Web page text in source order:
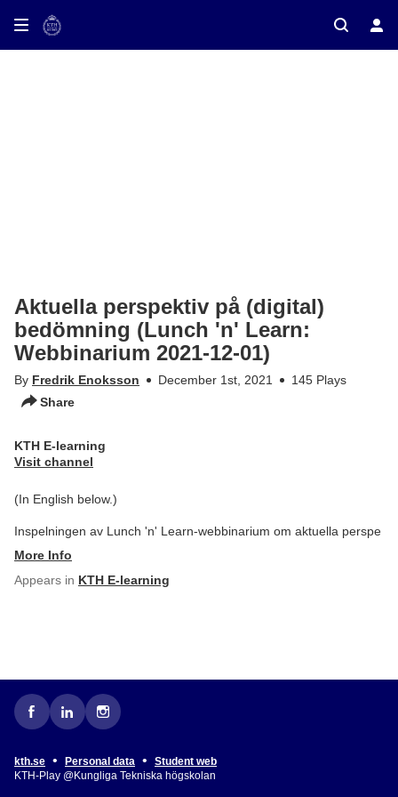
on TV
Aktuella perspektiv på (digital)
bedömning (Lunch 'n' Learn:
Webbinarium 2021-12-01)
By Fredrik Enoksson December 1st, 2021
145 Plays
Share
KTH E-learning
Visit channel
(In English below.)
Inspelningen av Lunch 'n' Learn-webbinarium om aktuella perspe
More Info
Appears in KTH E-learning
kth.se • Personal data •
Student web
KTH-Play @Kungliga Tekniska högskolan